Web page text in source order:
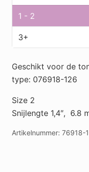
6,3mm
aantal
1 - 2
3+
Geschikt voor de
type: 076918-126
Size 2
Snijlengte 1,4″, 6.8
Artikelnummer: 76918-